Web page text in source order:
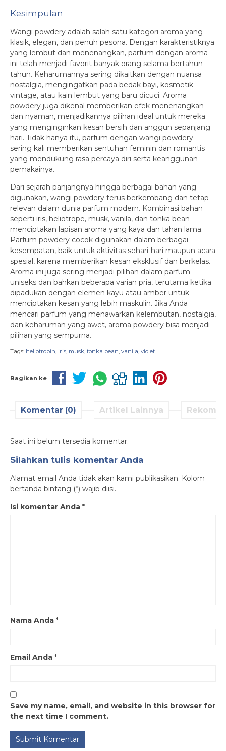
Kesimpulan
Wangi powdery adalah salah satu kategori aroma yang
klasik, elegan, dan penuh pesona. Dengan karakteristiknya
yang lembut dan menenangkan, parfum dengan aroma
ini telah menjadi favorit banyak orang selama bertahun-
tahun. Keharumannya sering dikaitkan dengan nuansa
nostalgia, mengingatkan pada bedak bayi, kosmetik
vintage, atau kain lembut yang baru dicuci. Aroma
powdery juga dikenal memberikan efek menenangkan
dan nyaman, menjadikannya pilihan ideal untuk mereka
yang menginginkan kesan bersih dan anggun sepanjang
hari. Tidak hanya itu, parfum dengan wangi powdery
sering kali memberikan sentuhan feminin dan romantis
yang mendukung rasa percaya diri serta keanggunan
pemakainya.
Dari sejarah panjangnya hingga berbagai bahan yang
digunakan, wangi powdery terus berkembang dan tetap
relevan dalam dunia parfum modern. Kombinasi bahan
seperti iris, heliotrope, musk, vanila, dan tonka bean
menciptakan lapisan aroma yang kaya dan tahan lama.
Parfum powdery cocok digunakan dalam berbagai
kesempatan, baik untuk aktivitas sehari-hari maupun acara
spesial, karena memberikan kesan eksklusif dan berkelas.
Aroma ini juga sering menjadi pilihan dalam parfum
uniseks dan bahkan beberapa varian pria, terutama ketika
dipadukan dengan elemen kayu atau amber untuk
menciptakan kesan yang lebih maskulin. Jika Anda
mencari parfum yang menawarkan kelembutan, nostalgia,
dan keharuman yang awet, aroma powdery bisa menjadi
pilihan yang sempurna.
Tags: heliotropin iris musk tonka bean vanila violet
Bagikan ke
Komentar (0) Artikel Lainnya
Saat ini belum tersedia komentar.
Silahkan tulis komentar Anda
Alamat email Anda tidak akan kami publikasikan. Kolom
bertanda bintang (*) wajib diisi.
Isi komentar Anda *
Nama Anda *
Email Anda *
Save my name, email, and website in this browser for
the next time I comment.